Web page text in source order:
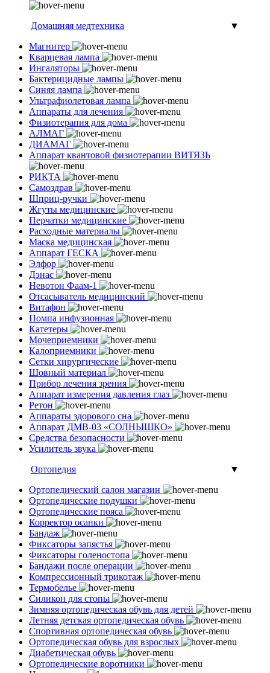
Домашняя медтехника
▼
Магнитер
Кварцевая лампа
Ингаляторы
Бактерицидные лампы
Синяя лампа
Ультрафиолетовая лампа
Аппараты для лечения
Физиотерапия для дома
АЛМАГ
ДИАМАГ
Аппарат квантовой физиотерапии ВИТЯЗЬ
РИКТА
Самоздрав
Шприц-ручки
Жгуты медицинские
Перчатки медицинские
Расходные материалы
Маска медицинская
Аппарат ГЕСКА
Элфор
Дэнас
Невотон Фаам-1
Отсасыватель медицинский
Витафон
Помпа инфузионная
Катетеры
Мочеприемники
Калоприемники
Сетки хирургические
Шовный материал
Прибор лечения зрения
Аппарат измерения давления глаз
Ретон
Аппараты здорового сна
Аппарат ДМВ-03 «СОЛНЫШКО»
Средства безопасности
Усилитель звука
Ортопедия
▼
Ортопедический салон магазин
Ортопедические подушки
Ортопедические пояса
Корректор осанки
Бандаж
Фиксаторы запястья
Фиксаторы голеностопа
Бандажи после операции
Компрессионный трикотаж
Термобелье
Силикон для стопы
Зимняя ортопедическая обувь для детей
Летняя детская ортопедическая обувь
Спортивная ортопедическая обувь
Ортопедическая обувь для взрослых
Диабетическая обувь
Ортопедические воротники